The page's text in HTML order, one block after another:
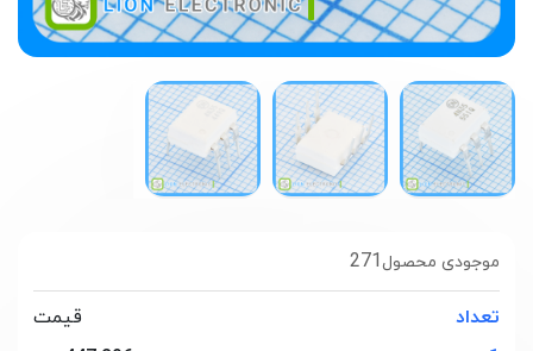
271 موجودی محصول
تعداد
قیمت